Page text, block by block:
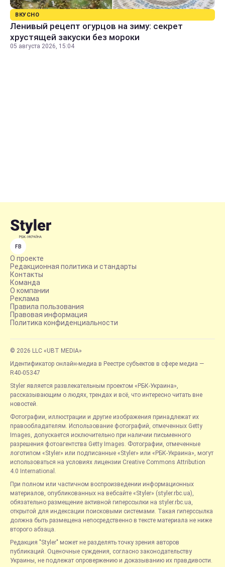
ВКУСНО
Ленивый рецепт огурцов на зиму: секрет
хрустящей закуски без мороки
05 августа 2026, 15:04
FB
О проекте
Редакционная политика и стандарты
Контакты
Команда
О компании
Реклама
Правила пользования
Правовая информация
Политика конфиденциальности
© 2026 LLC «UBT MEDIA»
Идентификатор онлайн-медиа в Реестре субъектов в сфере медиа —
R40-05347
Styler является развлекательным проектом «РБК-Украина»,
рассказывающим о людях, трендах и всё, что интересно читать вне
новостей.
Фотографии, иллюстрации и другие изображения принадлежат их
правообладателям. Использование фотографий, отмеченных Getty
Images, допускается исключительно при наличии письменного
разрешения фотоагентства Getty Images. Фотографии, отмеченные
логотипом «Styler» или подписанные «Styler» или «РБК-Украина», могут
использоваться на условиях лицензии Creative Commons Attribution
4.0 International.
При полном или частичном воспроизведении информационных
материалов, опубликованных на вебсайте «Styler» (styler.rbc.ua),
обязательно размещение активной гиперссылки на styler.rbc.ua,
открытой для индексации поисковыми системами. Такая гиперссылка
должна быть размещена непосредственно в тексте материала не ниже
второго абзаца.
Редакция "Styler" может не разделять точку зрения авторов
публикаций. Оценочные суждения, согласно законодательству
Украины, не подлежат опровержению и доказыванию их правдивости.